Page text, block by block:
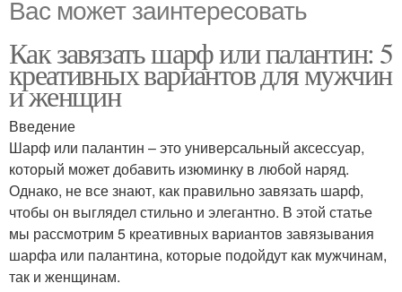
Вас может заинтересовать
Как завязать шарф или палантин: 5
креативных вариантов для мужчин
и женщин
Введение
Шарф или палантин – это универсальный аксессуар,
который может добавить изюминку в любой наряд.
Однако, не все знают, как правильно завязать шарф,
чтобы он выглядел стильно и элегантно. В этой статье
мы рассмотрим 5 креативных вариантов завязывания
шарфа или палантина, которые подойдут как мужчинам,
так и женщинам.